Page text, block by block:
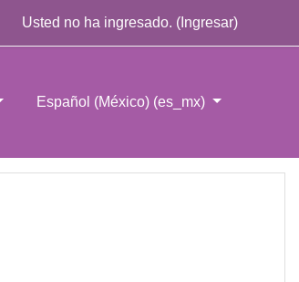
Usted no ha ingresado. ( Ingresar)
Español (México) ‎(es_mx)‎